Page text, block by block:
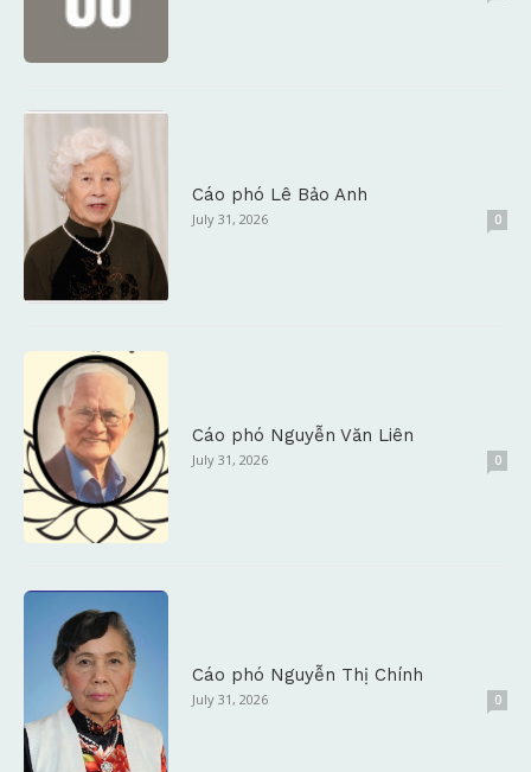
Cáo phó Lê Bảo Anh
July 31, 2026 0
Cáo phó Nguyễn Văn Liên
July 31, 2026 0
Cáo phó Nguyễn Thị Chính
July 31, 2026 0